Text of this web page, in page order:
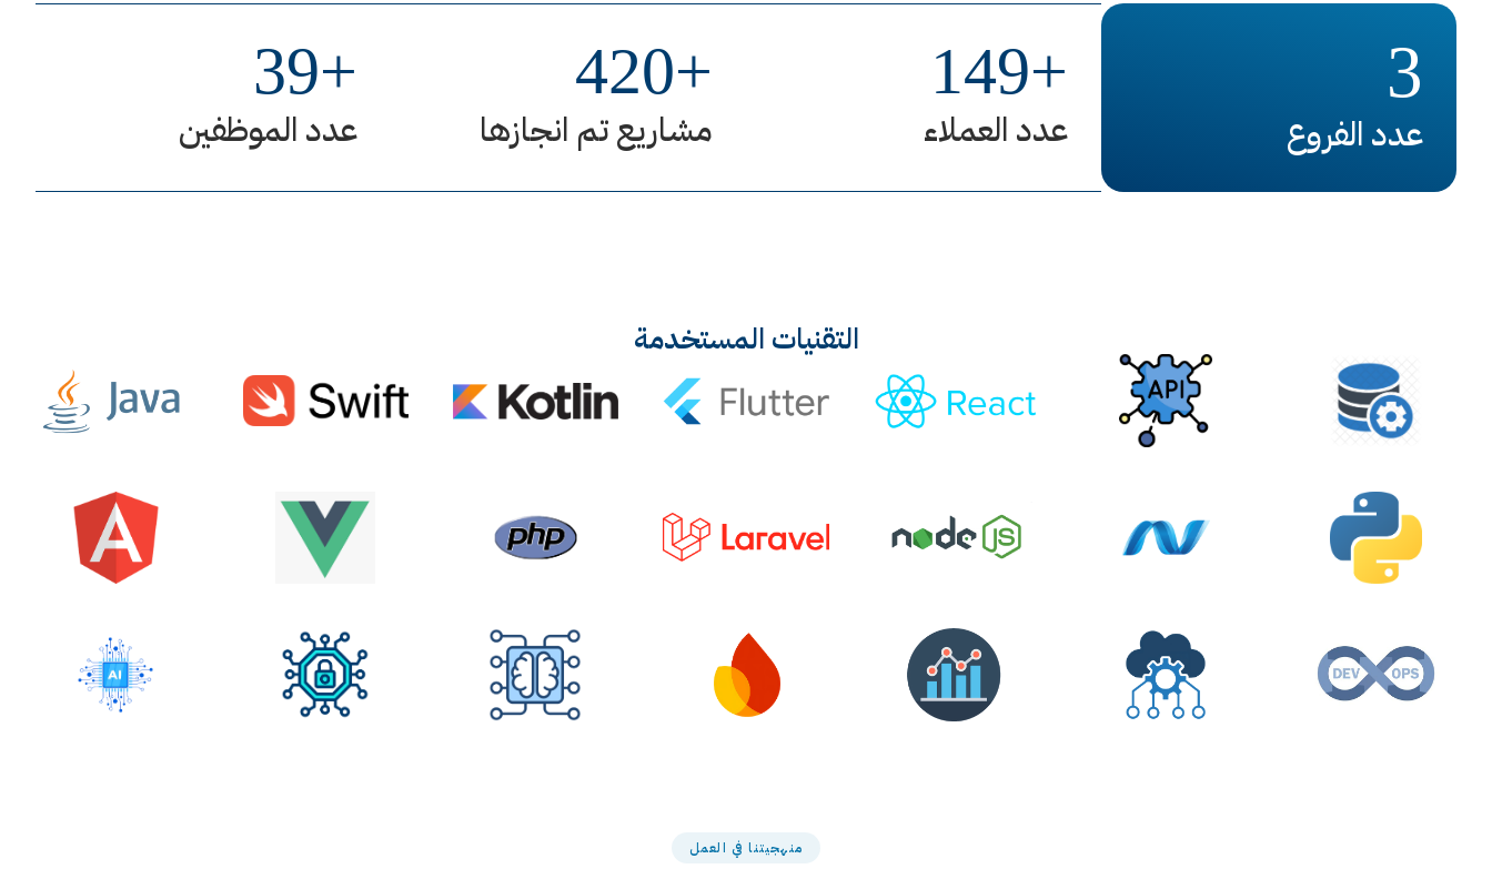
عدد الفروع
3
عدد العملاء
+
149
مشاريع تم انجازها
+
420
عدد الموظفين
+
39
التقنيات المستخدمة
منهجيتنا في العمل